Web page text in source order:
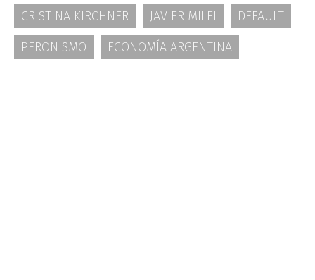
CRISTINA KIRCHNER JAVIER MILEI
DEFAULT
PERONISMO
ECONOMÍA ARGENTINA